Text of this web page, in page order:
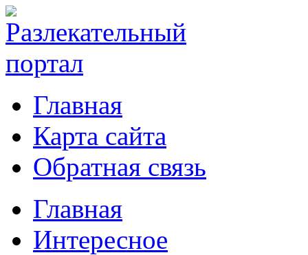
Главная
Карта сайта
Обратная связь
Главная
Интересное